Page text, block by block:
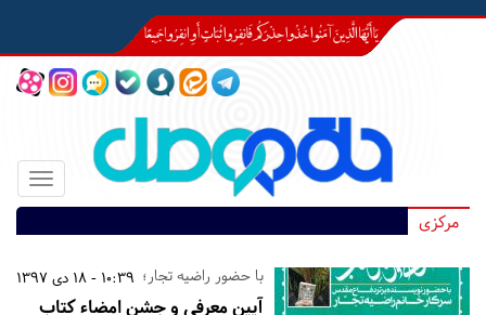
Toggle
مرکزی
10:39 - 18 دی 1397 با حضور راضیه تجار؛
آیین معرفی و جشن امضاء کتاب